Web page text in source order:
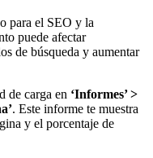
para el SEO y la
puede afectar
de búsqueda y aumentar
de carga en ‘Informes’ >
. Este informe te muestra
y el porcentaje de